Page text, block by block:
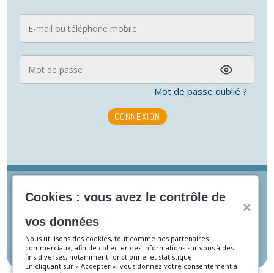
Cookies : vous avez le contrôle de
vos données
˟
Nous utilisons des cookies, tout comme nos partenaires
commerciaux, afin de collecter des informations sur vous à des
fins diverses, notamment fonctionnel et statistique.
En cliquant sur « Accepter », vous donnez votre consentement à
Mot de passe oublié ?
CONNEXION
JE N'AI PAS DE COMPTE
INSCRIVEZ-VOUS